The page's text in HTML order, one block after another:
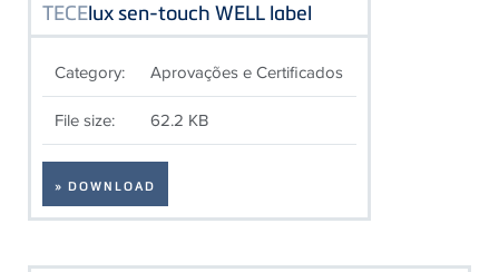
TECElux sen-touch WELL label
Category: Aprovações e Certificados
File size: 62.2 KB
» DOWNLOAD